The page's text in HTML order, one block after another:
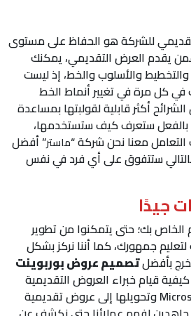
للشركة هو الحفاظ على مستوى
يقدم العرض التقديمي، يمكنك
والأسلوب والخط، إذ ليست
كل مرة في تغيير أنماط الخط
أكثر قابلية لقولبتها بمساعدة
بالفعل ستعرف كيف ستستخدمها،
معنا نحن شركة “ماستر” أفضل
ستتفوق على أي فرد في نفس
جيدًا
الخاص بك؛ حتى يتمكنوا من تطوير
جمهورك، كما أننا نركز بشكل
بأفضلتصميم عروض بوربوينت
كيفية قيام خبراء العروض التقديمية
بأخذ مستندات Microsoft Word وتحويلها إلى عروض تقديمية